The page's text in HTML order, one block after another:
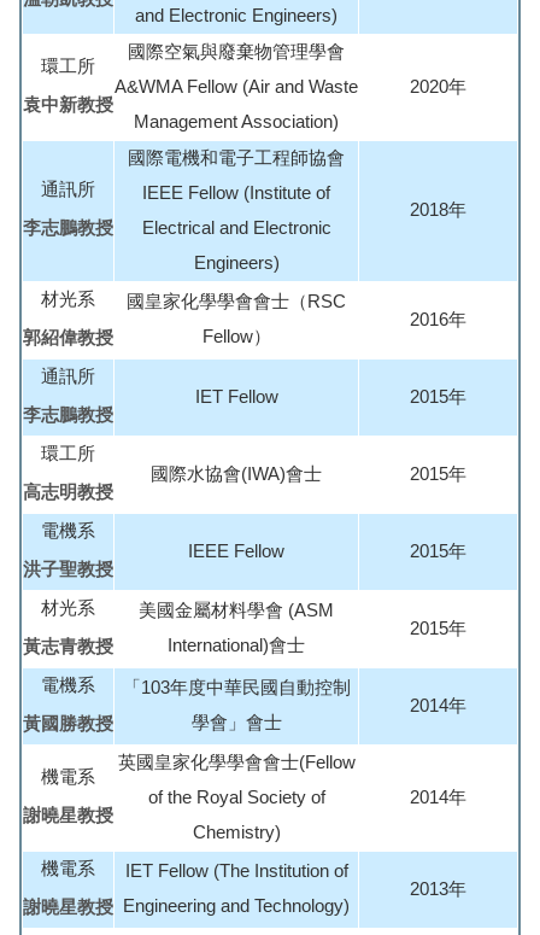
and Electronic Engineers)
環工所
袁中新教授
國際空氣與廢棄物管理學會
A&WMA Fellow (Air and Waste
Management Association)
2020年
通訊所
李志鵬教授
國際電機和電子工程師協會
IEEE Fellow (Institute of
Electrical and Electronic
Engineers)
2018年
材光系
郭紹偉教授
國皇家化學學會會士（RSC
Fellow）
2016年
通訊所
李志鵬教授
IET Fellow 2015年
環工所
高志明教授
國際水協會(IWA)會士 2015年
電機系
洪子聖教授
IEEE Fellow 2015年
材光系
黃志青教授
美國金屬材料學會 (ASM
International)會士
2015年
電機系
黃國勝教授
「103年度中華民國自動控制
學會」會士
2014年
機電系
謝曉星教授
英國皇家化學學會會士(Fellow
of the Royal Society of
Chemistry)
2014年
機電系
謝曉星教授
IET Fellow (The Institution of
Engineering and Technology)
2013年